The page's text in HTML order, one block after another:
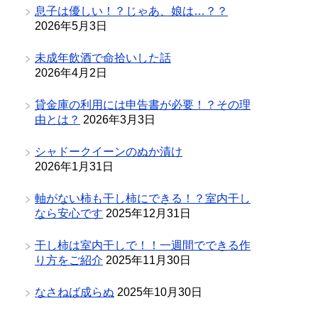
息子は優しい！？じゃあ、娘は…？？
2026年5月3日
未成年飲酒で命拾いした話
2026年4月2日
貸金庫の利用には申告書が必要！？その理
由とは？ 2026年3月3日
シャドークイーンのぬか漬け
2026年1月31日
軸がない柿も干し柿にできる！？室内干し
なら安心です 2025年12月31日
干し柿は室内干しで！！一週間でできる作
り方をご紹介 2025年11月30日
なさねば成らぬ 2025年10月30日